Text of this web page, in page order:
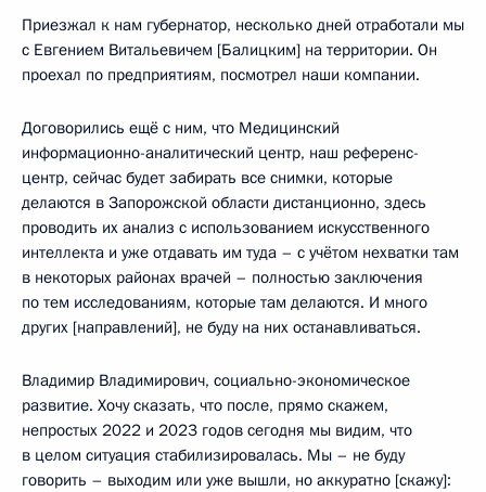
Приезжал к нам губернатор, несколько дней отработали мы
с Евгением Витальевичем [Балицким] на территории. Он
проехал по предприятиям, посмотрел наши компании.
Договорились ещё с ним, что Медицинский
информационно-аналитический центр, наш референс-
центр, сейчас будет забирать все снимки, которые
делаются в Запорожской области дистанционно, здесь
проводить их анализ с использованием искусственного
интеллекта и уже отдавать им туда – с учётом нехватки там
в некоторых районах врачей – полностью заключения
по тем исследованиям, которые там делаются. И много
других [направлений], не буду на них останавливаться.
Владимир Владимирович, социально-экономическое
развитие. Хочу сказать, что после, прямо скажем,
непростых 2022 и 2023 годов сегодня мы видим, что
в целом ситуация стабилизировалась. Мы – не буду
говорить – выходим или уже вышли, но аккуратно [скажу]: